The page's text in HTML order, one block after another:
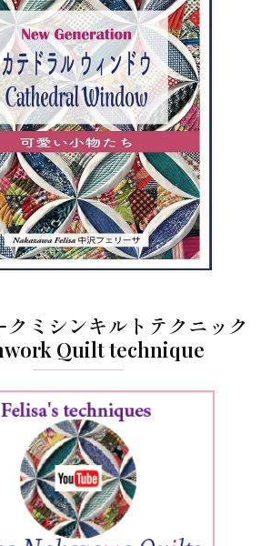
クミシンキルトテクニック
Quilt technique